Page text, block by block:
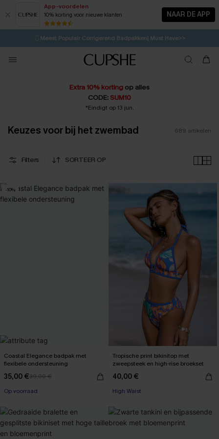
App-voordelen
10% korting voor nieuwe klanten NAAR DE APP
⚡️LAATSTE KANS | Tot 50% korting>>
🩱Meest Populair Corrigerend Badpakken| Must Have>>
💌Abonneer je & ontvang tot 15% korting>>
Koop 3, krijg 15% korting | CODE: SW15
Extra 10% korting op alles
CODE: SUM10
*Eindigt op 13 jun.
Keuzes voor bij het zwembad 689 artikelen
Filters SORTEER OP
-10%
Coastal Elegance badpak met
flexibele ondersteuning
35,00 €39,00 €
【AG18】2 met 10% korting
Op voorraad
Tropische print bikinitop met
zweepsteek en high-rise broekset
40,00 €
【AG18】2 met 10% korting
High Waist